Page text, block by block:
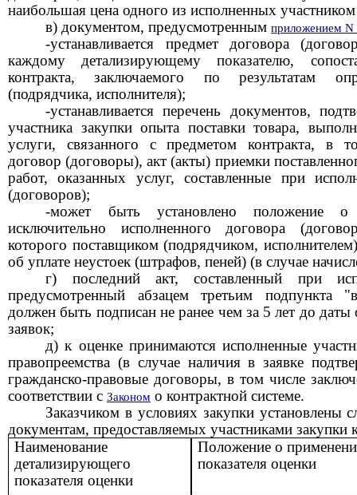
наибольшая цена одного из исполненных
в) документом, предусмотреннымприложением N
-устанавливается предмет договора
каждому детализирующему показателю,
контракта, заключаемого по результатам
(подрядчика, исполнителя);
-устанавливается перечень документов,
участника закупки опыта поставки товара,
услуги, связанного с предметом контракта, в
договор (договоры), акт (акты) приемки
работ, оказанных услуг, составленные при
(договоров);
-может быть установлено положение
исключительно исполненного договора
которого поставщиком (подрядчиком,
об уплате неустоек (штрафов, пеней) (в случае
г) последний акт, составленный при
предусмотренный абзацем третьим подпункта
должен быть подписан не ранее чем за 5 лет до даты
заявок;
д) к оценке принимаются исполненные
правопреемства (в случае наличия в заявке
гражданско-правовые договоры, в том числе
соответствии с Законом о контрактной системе.
Заказчиком в условиях закупки установлены
документам, предоставляемых участниками закупки
Наименование
детализирующего
показателя оценки
Положение о
показателя оценки